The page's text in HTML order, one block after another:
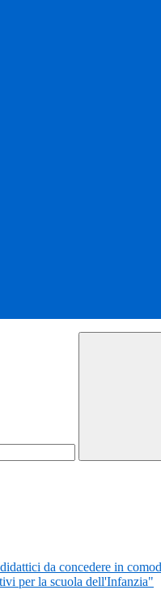
da concedere in
per la scuola dell'Infanzia"